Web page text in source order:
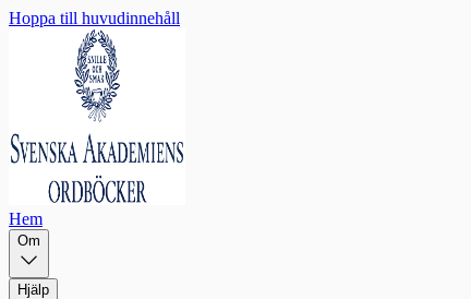
Hoppa till huvudinnehåll
Hem
Om
Hjälp